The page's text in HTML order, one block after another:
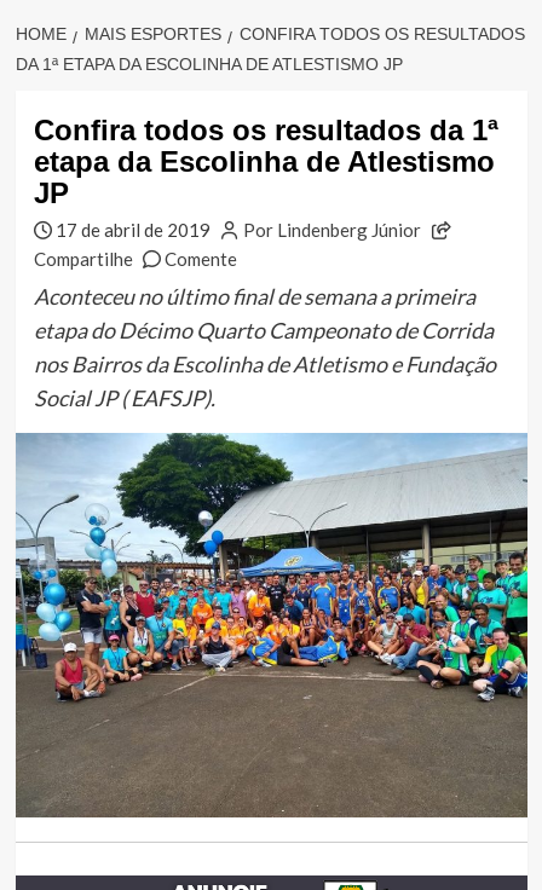
HOME MAIS ESPORTES
CONFIRA TODOS OS RESULTADOS
DA 1ª ETAPA DA ESCOLINHA DE ATLESTISMO JP
Confira todos os resultados da 1ª
etapa da Escolinha de Atlestismo
JP
17 de abril de 2019
Por Lindenberg Júnior
Compartilhe
Comente
Aconteceu no último final de semana a primeira
etapa do Décimo Quarto Campeonato de Corrida
nos Bairros da Escolinha de Atletismo e Fundação
Social JP ( EAFSJP).